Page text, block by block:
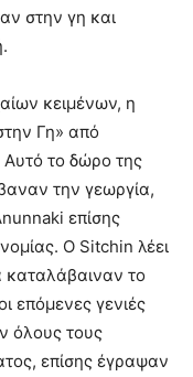
στην γη και
κειμένων, η
Γη» από
Αυτό το δώρο της
την γεωργία,
επίσης
Ο Sitchin λέει
καταλάβαιναν το
επόμενες γενιές
όλους τους
επίσης έγραψαν